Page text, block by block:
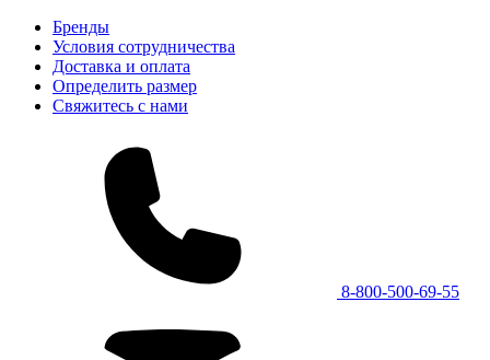
Бренды
Условия сотрудничества
Доставка и оплата
Определить размер
Свяжитесь с нами
8-800-500-69-55